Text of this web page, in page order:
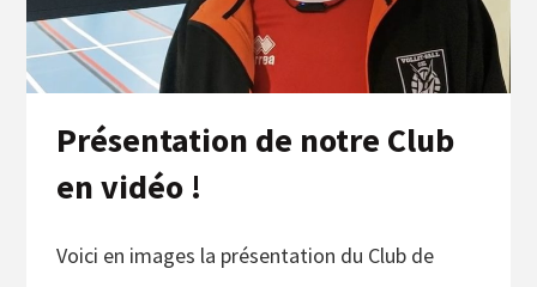
Présentation de notre Club
en vidéo !
Voici en images la présentation du Club de